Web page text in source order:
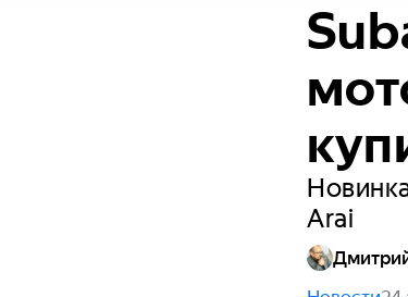
Arai